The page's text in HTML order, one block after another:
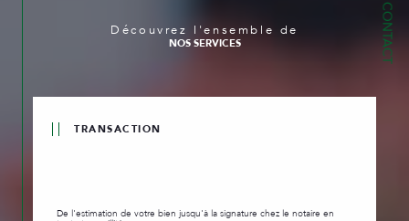
CONTACT
Découvrez l'ensemble de
NOS SERVICES
TRANSACTION
De l'estimation de votre bien jusqu'à la signature chez le notaire en